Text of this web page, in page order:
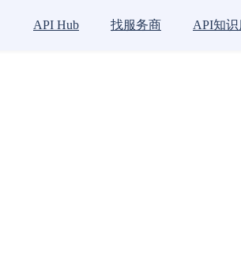
API Hub 找服务商 API知识